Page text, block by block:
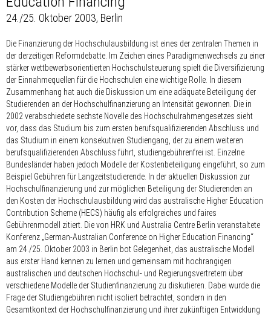
24./25. Oktober 2003, Berlin
Die Finanzierung der Hochschulausbildung ist eines der zentralen Themen in
der derzeitigen Reformdebatte. Im Zeichen eines Paradigmenwechsels zu einer
stärker wettbewerbsorientierten Hochschulsteuerung spielt die Diversifizierung
der Einnahmequellen für die Hochschulen eine wichtige Rolle. In diesem
Zusammenhang hat auch die Diskussion um eine adäquate Beteiligung der
Studierenden an der Hochschulfinanzierung an Intensität gewonnen. Die in
2002 verabschiedete sechste Novelle des Hochschulrahmengesetzes sieht
vor, dass das Studium bis zum ersten berufsqualifizierenden Abschluss und
das Studium in einem konsekutiven Studiengang, der zu einem weiteren
berufsqualifizierenden Abschluss führt, studiengebührenfrei ist. Einzelne
Bundesländer haben jedoch Modelle der Kostenbeteiligung eingeführt, so zum
Beispiel Gebühren für Langzeitstudierende. In der aktuellen Diskussion zur
Hochschulfinanzierung und zur möglichen Beteiligung der Studierenden an
den Kosten der Hochschulausbildung wird das australische Higher Education
Contribution Scheme (HECS) häufig als erfolgreiches und faires
Gebührenmodell zitiert. Die von HRK und Australia Centre Berlin veranstaltete
Konferenz „German-Australian Conference on Higher Education Financing“
am 24./25. Oktober 2003 in Berlin bot Gelegenheit, das australische Modell
aus erster Hand kennen zu lernen und gemeinsam mit hochrangigen
australischen und deutschen Hochschul- und Regierungsvertretern über
verschiedene Modelle der Studienfinanzierung zu diskutieren. Dabei wurde die
Frage der Studiengebühren nicht isoliert betrachtet, sondern in den
Gesamtkontext der Hochschulfinanzierung und ihrer zukünftigen Entwicklung